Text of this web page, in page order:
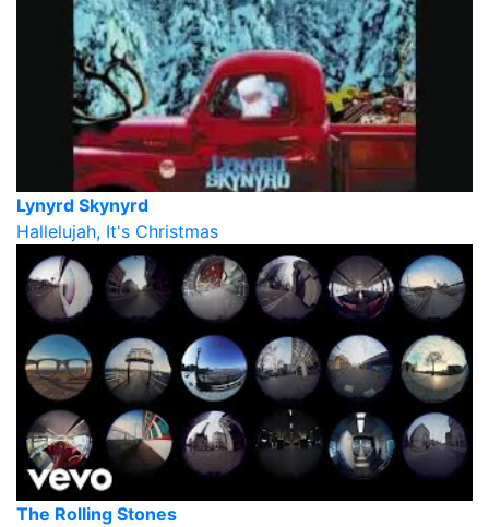
Lynyrd Skynyrd
Hallelujah, It's Christmas
The Rolling Stones